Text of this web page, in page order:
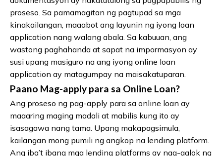
proseso. Sa pamamagitan ng pagtupad sa mga
kinakailangan, maaabot ang layunin ng iyong loan
application nang walang abala. Sa kabuuan, ang
wastong paghahanda at sapat na impormasyon ay
susi upang masiguro na ang iyong online loan
application ay matagumpay na maisakatuparan.
Paano Mag-apply para sa Online Loan?
Ang proseso ng pag-apply para sa online loan ay
maaaring maging madali at mabilis kung ito ay
isasagawa nang tama. Upang makapagsimula,
kailangan mong pumili ng angkop na lending platform.
Ang iba’t ibang mga lending platforms ay nag-aalok ng